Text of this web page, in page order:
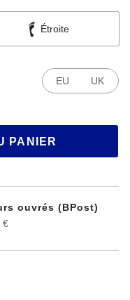
Étroite
EU UK
PANIER
ouvrés (BPost)
€